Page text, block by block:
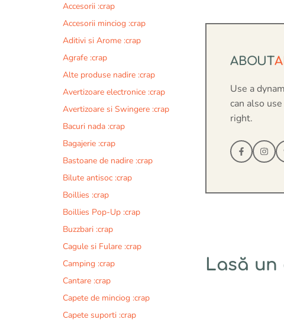
ABOUT
Use a
can also
right.
Lasă
Accesorii :crap
Accesorii minciog :crap
Aditivi si Arome :crap
Agrafe :crap
Alte produse nadire :crap
Avertizoare electronice :crap
Avertizoare si Swingere :crap
Bacuri nada :crap
Bagajerie :crap
Bastoane de nadire :crap
Bilute antisoc :crap
Boillies :crap
Boillies Pop-Up :crap
Buzzbari :crap
Cagule si Fulare :crap
Camping :crap
Cantare :crap
Capete de minciog :crap
Capete suporti :crap